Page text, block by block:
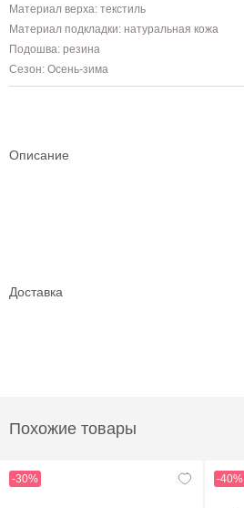
Материал верха: текстиль
Материал подкладки: натуральная кожа
Подошва: резина
Сезон: Осень-зима
Описание
Доставка
Похожие товары
-30% -40%